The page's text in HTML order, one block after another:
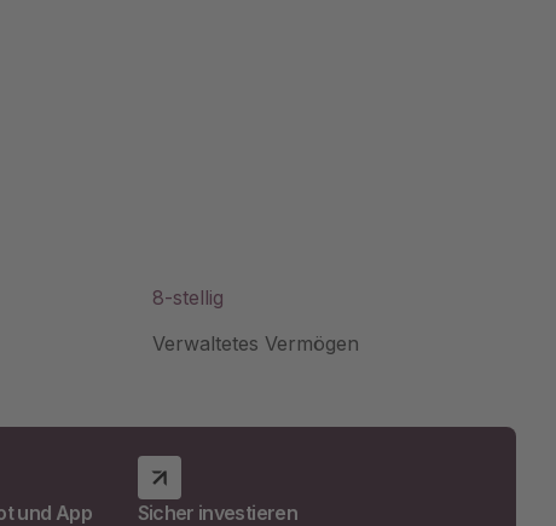
8-stellig
Verwaltetes Vermögen
und App Sicher investieren